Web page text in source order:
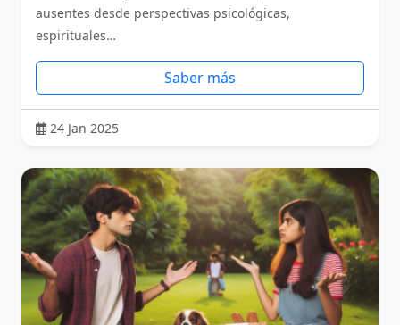
ausentes desde perspectivas psicológicas,
espirituales…
Saber más
24 Jan 2025